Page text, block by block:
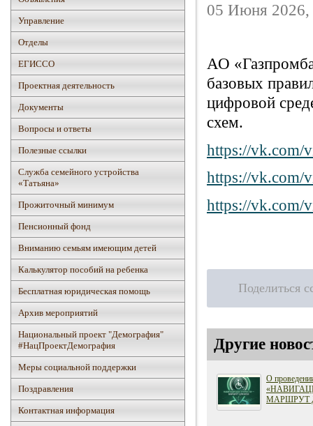
Управление
Отделы
ЕГИССО
Проектная деятельность
Документы
Вопросы и ответы
Полезные ссылки
Служба семейного устройства
«Татьяна»
Прожиточный минимум
Пенсионный фонд
Вниманию семьям имеющим детей
Калькулятор пособий на ребенка
Бесплатная юридическая помощь
Архив мероприятий
Национальный проект "Демография"
#НацПроектДемография
Mеры социальной поддержки
Поздравления
Контактная информация
05 Июня 2026,
АО
базовых
цифровой
схем.
https://vk.com/
https://vk.com/
https://vk.com/
Поделиться
Другие
О
МАРШРУТ